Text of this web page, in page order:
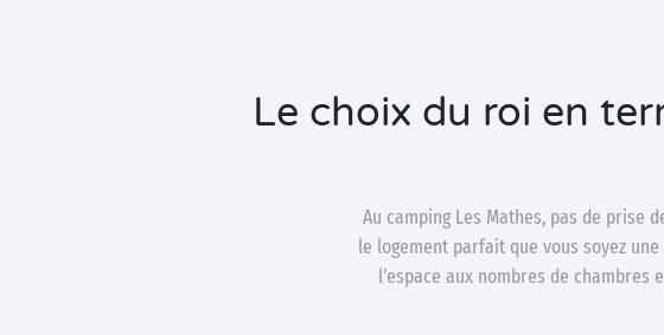
Le choix du roi en
Au camping Les Mathes, pas de prise
le logement parfait que vous soyez
l’espace aux nombres de chambres